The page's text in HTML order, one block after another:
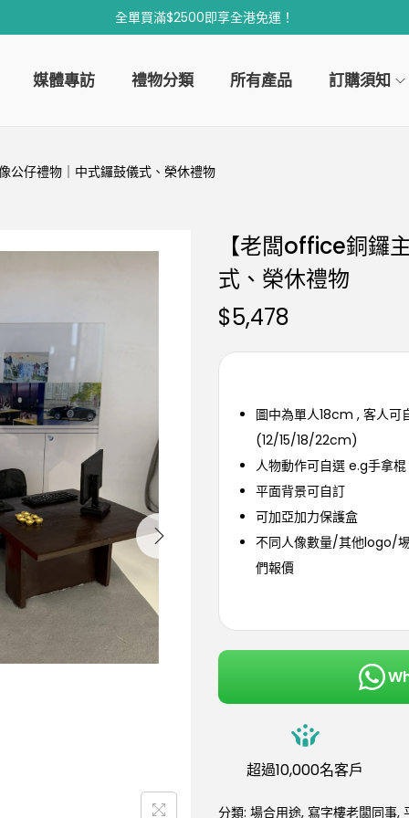
全單買滿$2500即享全港免運！
媒體專訪 禮物分類 所有產品 訂購須知
仔禮物｜中式鑼鼓儀式、榮休禮物
【老闆office銅鑼
式、榮休禮物
$5,478
圖中為單人18cm , 客人可
(12/15/18/22cm)
人物動作可自選 e.g手拿棍
平面背景可自訂
可加亞加力保護盒
不同人像數量/其他logo/
們報價
超過10,000名客戶
分類: 場合用途, 寫字樓老闆同事,